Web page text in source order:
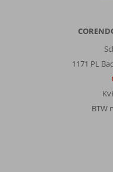
1171 PL
BTW